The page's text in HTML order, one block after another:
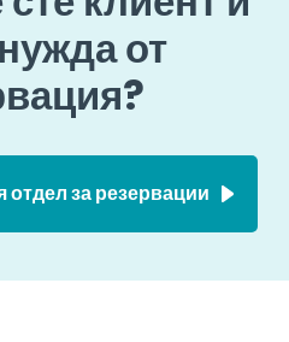
от
за резервации